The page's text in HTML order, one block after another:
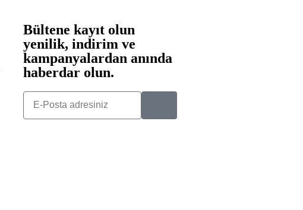
Bültene kayıt olun
yenilik, indirim ve
kampanyalardan anında
haberdar olun.